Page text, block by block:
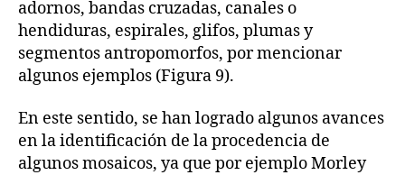
adornos, bandas cruzadas, canales o
hendiduras, espirales, glifos, plumas y
segmentos antropomorfos, por mencionar
algunos ejemplos (Figura 9).
En este sentido, se han logrado algunos avances
en la identificación de la procedencia de
algunos mosaicos, ya que por ejemplo Morley